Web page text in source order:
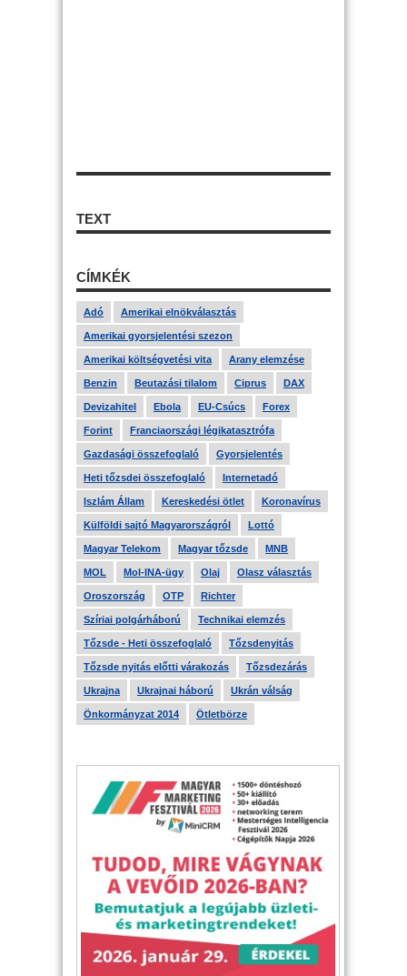
TEXT
CÍMKÉK
Adó Amerikai elnökválasztás
Amerikai gyorsjelentési szezon
Amerikai költségvetési vita Arany elemzése
Benzin Beutazási tilalom Ciprus DAX
Devizahitel Ebola EU-Csúcs Forex
Forint Franciaországi légikatasztrófa
Gazdasági összefoglaló Gyorsjelentés
Heti tőzsdei összefoglaló Internetadó
Iszlám Állam Kereskedési ötlet Koronavírus
Külföldi sajtó Magyarországról Lottó
Magyar Telekom Magyar tőzsde MNB
MOL Mol-INA-ügy Olaj Olasz választás
Oroszország OTP Richter
Szíriai polgárháború Technikai elemzés
Tőzsde - Heti összefoglaló Tőzsdenyitás
Tőzsde nyitás előtti várakozás Tőzsdezárás
Ukrajna Ukrajnai háború Ukrán válság
Önkormányzat 2014 Ötletbörze